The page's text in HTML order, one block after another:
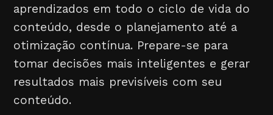
aprendizados em todo o ciclo de vida do
conteúdo, desde o planejamento até a
otimização contínua. Prepare-se para
tomar decisões mais inteligentes e gerar
resultados mais previsíveis com seu
conteúdo.